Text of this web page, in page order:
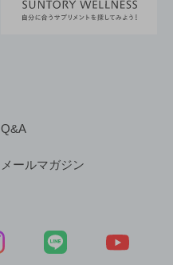
Q&A
メールマガジン